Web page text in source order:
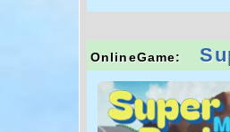
OnlineGame: